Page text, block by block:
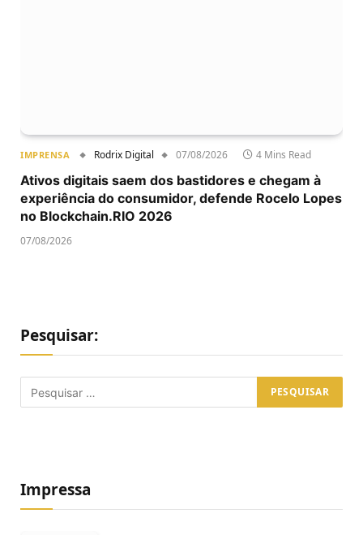
IMPRENSA Rodrix Digital 07/08/2026 4 Mins Read
Ativos digitais saem dos bastidores e chegam à
experiência do consumidor, defende Rocelo Lopes
no Blockchain.RIO 2026
07/08/2026
Pesquisar:
Impressa